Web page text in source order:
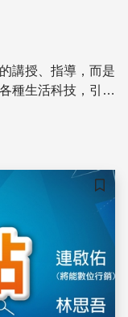
講授、指導，而是
種生活科技，引導
儲存